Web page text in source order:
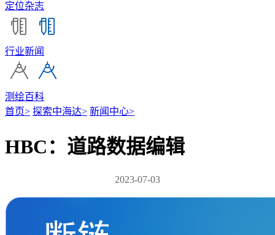
定位杂志
行业新闻
测绘百科
首页> 探索中海达> 新闻中心>
HBC：道路数据编辑
2023-07-03